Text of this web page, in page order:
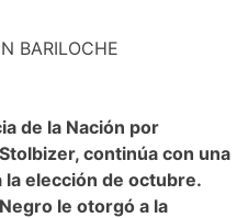
de la Nación por
continúa con una
la elección de octubre.
le otorgó a la